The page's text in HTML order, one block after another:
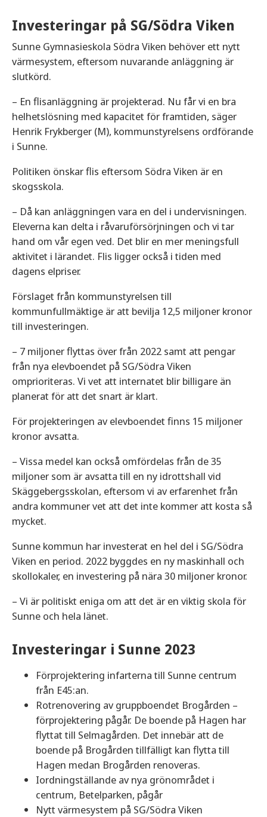
Investeringar på SG/Södra Viken
Sunne Gymnasieskola Södra Viken behöver ett nytt
värmesystem, eftersom nuvarande anläggning är
slutkörd.
– En flisanläggning är projekterad. Nu får vi en bra
helhetslösning med kapacitet för framtiden, säger
Henrik Frykberger (M), kommunstyrelsens ordförande
i Sunne.
Politiken önskar flis eftersom Södra Viken är en
skogsskola.
– Då kan anläggningen vara en del i undervisningen.
Eleverna kan delta i råvaruförsörjningen och vi tar
hand om vår egen ved. Det blir en mer meningsfull
aktivitet i lärandet. Flis ligger också i tiden med
dagens elpriser.
Förslaget från kommunstyrelsen till
kommunfullmäktige är att bevilja 12,5 miljoner kronor
till investeringen.
– 7 miljoner flyttas över från 2022 samt att pengar
från nya elevboendet på SG/Södra Viken
omprioriteras. Vi vet att internatet blir billigare än
planerat för att det snart är klart.
För projekteringen av elevboendet finns 15 miljoner
kronor avsatta.
– Vissa medel kan också omfördelas från de 35
miljoner som är avsatta till en ny idrottshall vid
Skäggebergsskolan, eftersom vi av erfarenhet från
andra kommuner vet att det inte kommer att kosta så
mycket.
Sunne kommun har investerat en hel del i SG/Södra
Viken en period. 2022 byggdes en ny maskinhall och
skollokaler, en investering på nära 30 miljoner kronor.
– Vi är politiskt eniga om att det är en viktig skola för
Sunne och hela länet.
Investeringar i Sunne 2023
Förprojektering infarterna till Sunne centrum
från E45:an.
Rotrenovering av gruppboendet Brogården –
förprojektering pågår. De boende på Hagen har
flyttat till Selmagården. Det innebär att de
boende på Brogården tillfälligt kan flytta till
Hagen medan Brogården renoveras.
Iordningställande av nya grönområdet i
centrum, Betelparken, pågår
Nytt värmesystem på SG/Södra Viken